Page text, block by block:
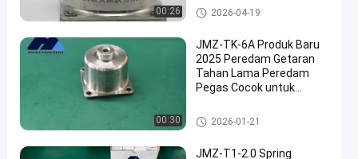
Pengisolasi
2024-
07-08
298
Berbagi
getaran
00:26
Pertambangan
Pengisolasi Spring
2026-04-19
00:30
JMZ-TK-6A Produk Baru
2025 Peredam Getaran
Tahan Lama Peredam
Pegas Cocok untuk
Peralatan Standar
Pengisolasi Spring
2026-01-21
JMZ-T1-2.0 Spring